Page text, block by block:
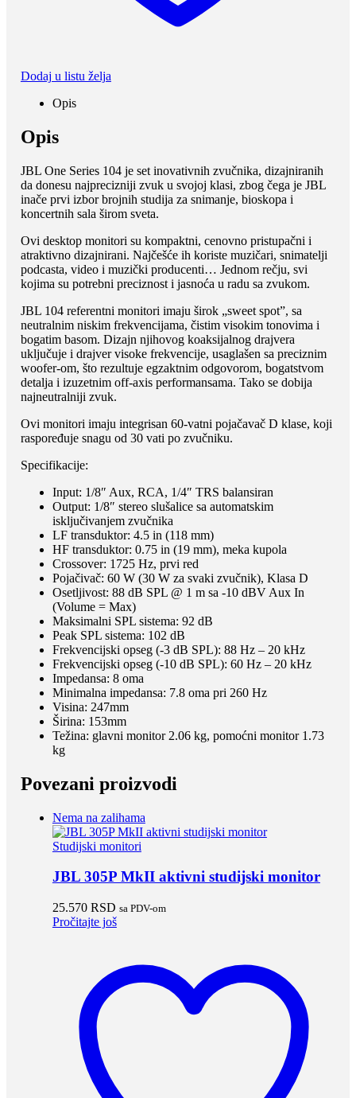
Dodaj u listu želja
Opis
Opis
JBL One Series 104 je set inovativnih zvučnika, dizajniranih
da donesu najprecizniji zvuk u svojoj klasi, zbog čega je JBL
inače prvi izbor brojnih studija za snimanje, bioskopa i
koncertnih sala širom sveta.
Ovi desktop monitori su kompaktni, cenovno pristupačni i
atraktivno dizajnirani. Najčešće ih koriste muzičari, snimatelji
podcasta, video i muzički producenti… Jednom rečju, svi
kojima su potrebni preciznost i jasnoća u radu sa zvukom.
JBL 104 referentni monitori imaju širok „sweet spot”, sa
neutralnim niskim frekvencijama, čistim visokim tonovima i
bogatim basom. Dizajn njihovog koaksijalnog drajvera
uključuje i drajver visoke frekvencije, usaglašen sa preciznim
woofer-om, što rezultuje egzaktnim odgovorom, bogatstvom
detalja i izuzetnim off-axis performansama. Tako se dobija
najneutralniji zvuk.
Ovi monitori imaju integrisan 60-vatni pojačavač D klase, koji
raspoređuje snagu od 30 vati po zvučniku.
Specifikacije:
Input: 1/8″ Aux, RCA, 1/4″ TRS balansiran
Output: 1/8″ stereo slušalice sa automatskim
isključivanjem zvučnika
LF transduktor: 4.5 in (118 mm)
HF transduktor: 0.75 in (19 mm), meka kupola
Crossover: 1725 Hz, prvi red
Pojačivač: 60 W (30 W za svaki zvučnik), Klasa D
Osetljivost: 88 dB SPL @ 1 m sa -10 dBV Aux In
(Volume = Max)
Maksimalni SPL sistema: 92 dB
Peak SPL sistema: 102 dB
Frekvencijski opseg (-3 dB SPL): 88 Hz – 20 kHz
Frekvencijski opseg (-10 dB SPL): 60 Hz – 20 kHz
Impedansa: 8 oma
Minimalna impedansa: 7.8 oma pri 260 Hz
Visina: 247mm
Širina: 153mm
Težina: glavni monitor 2.06 kg, pomoćni monitor 1.73
kg
Povezani proizvodi
Nema na zalihama
Studijski monitori
JBL 305P MkII aktivni studijski monitor
25.570 RSD sa PDV-om
Pročitajte još